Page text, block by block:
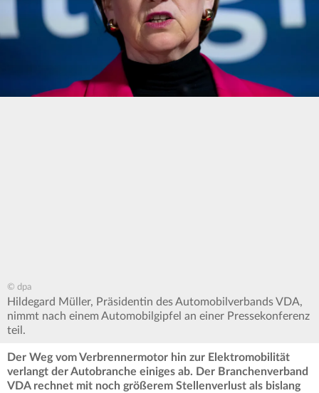
© dpa
Hildegard Müller, Präsidentin des Automobilverbands VDA,
nimmt nach einem Automobilgipfel an einer Pressekonferenz
teil.
Der Weg vom Verbrennermotor hin zur Elektromobilität
verlangt der Autobranche einiges ab. Der Branchenverband
VDA rechnet mit noch größerem Stellenverlust als bislang